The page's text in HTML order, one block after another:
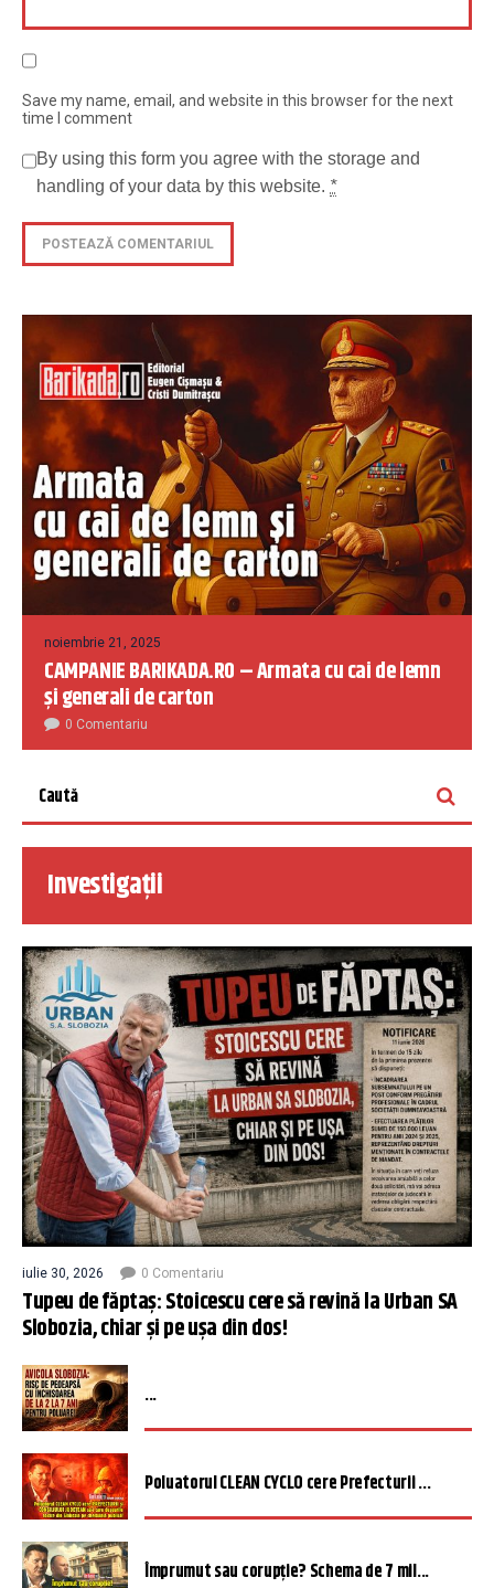
Save my name, email, and website in this browser for the next
time I comment
By using this form you agree with the storage and
handling of your data by this website. *
noiembrie 21, 2025
CAMPANIE BARIKADA.RO – Armata cu cai de lemn
și generali de carton
0 Comentariu
Investigații
iulie 30, 2026 0 Comentariu
Tupeu de făptaș: Stoicescu cere să revină la Urban SA
Slobozia, chiar și pe ușa din dos!
...
Poluatorul CLEAN CYCLO cere Prefecturii ...
Împrumut sau corupție? Schema de 7 mil...